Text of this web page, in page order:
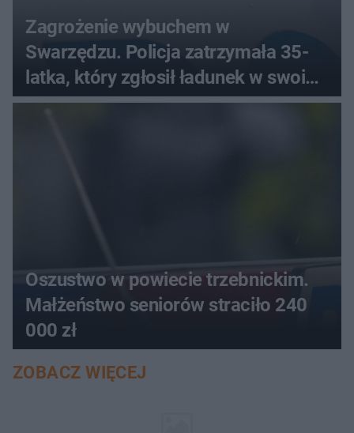
Zagrożenie wybuchem w
Swarzędzu. Policja zatrzymała 35-
latka, który zgłosił ładunek w swoim
aucie
Oszustwo w powiecie trzebnickim.
Małżeństwo seniorów straciło 240
000 zł
ZOBACZ WIĘCEJ